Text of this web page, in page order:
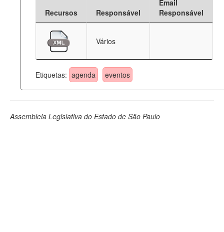
Deputados Estaduais
Administração
Legislação
Recursos Responsável
Email
Responsável
Vários
Etiquetas: agenda eventos
Assembleia Legislativa do Estado de São Paulo